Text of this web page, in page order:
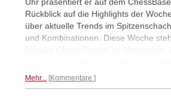
Rückblick auf die Highlights der
über aktuelle Trends im
und Kombinationen. Diese Woche
Mehr... Kommentare